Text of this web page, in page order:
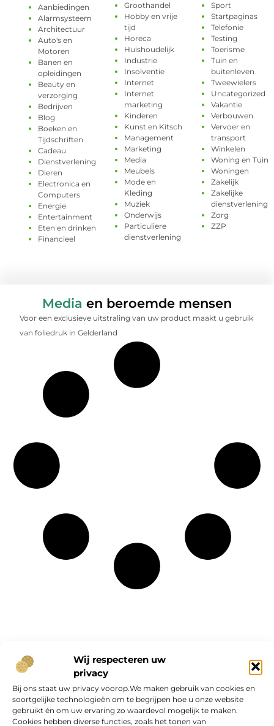
Wij respecteren uw
privacy
Bij ons staat uw privacy voorop.We maken gebruik van cookies en
soortgelijke technologieën om te begrijpen hoe u onze website
gebruikt én om uw ervaring zo waardevol mogelijk te maken.
Cookies hebben diverse functies, zoals het tonen van
Aanbiedingen
Alarmsysteem
Architectuur
Auto's en
Motoren
Banen en
opleidingen
Beauty en
verzorging
Bedrijven
Blog
Boeken en
Tijdschriften
Cadeau
Dienstverlening
Dieren
Electronica en
Computers
Energie
Entertainment
Eten en drinken
Financieel
Groothandel
Hobby en vrije
tijd
Horeca
Huishoudelijk
Industrie
Insolventie
Internet
Internet
marketing
Kinderen
Kunst en Kitsch
Management
Marketing
Media
Meubels
Mode en
Kleding
Muziek
Onderwijs
Particuliere
dienstverlening
Sport
Startpaginas
Telefonie
Testing
Toerisme
Tuin en
buitenleven
Tweewielers
Uncategorized
Vakantie
Verbouwen
Vervoer en
transport
Winkelen
Woning en Tuin
Woningen
Zakelijk
Zakelijke
dienstverlening
Zorg
ZZP
Media en beroemde mensen
Voor een exclusieve uitstraling van uw product maakt u gebruik
van foliedruk in Gelderland
Onze informatie